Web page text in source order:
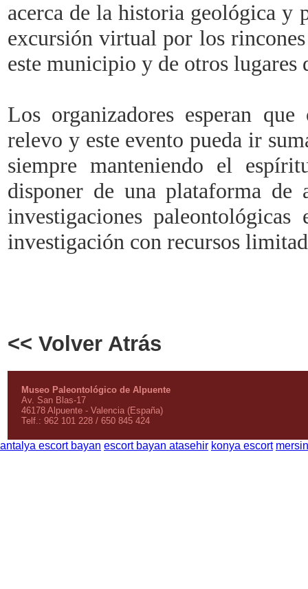
acerca de la historia geológica y
excursión virtual por los
este municipio y de otros lugares
Los organizadores esperan
relevo y este evento pueda ir
siempre manteniendo el
disponer de una plataforma de
investigaciones
investigación con recursos
<< Volver Atrás
Museo Paleontológico de Alpuente
Av. San Blas-17
46178 Alpuente - Valencia (España)
Telf.: 962 101 228 / 650 845 424
antalya escort bayan escort bayan atasehir konya escort